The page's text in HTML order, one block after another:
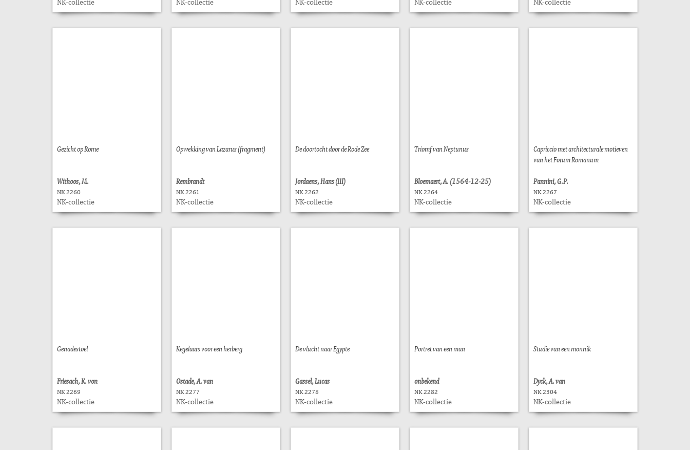
Gezicht op Rome
Withoos, M.
NK 2260
NK-collectie
Opwekking van Lazarus (fragment)
Rembrandt
NK 2261
NK-collectie
De doortocht door de Rode Zee
Jordaens, Hans (III)
NK 2262
NK-collectie
Triomf van Neptunus
Bloemaert, A. (1564-12-25)
NK 2264
NK-collectie
Capriccio met architecturale motieven
van het Forum Romanum
Pannini, G.P.
NK 2267
NK-collectie
Genadestoel
Friesach, K. von
NK 2269
NK-collectie
Kegelaars voor een herberg
Ostade, A. van
NK 2277
NK-collectie
De vlucht naar Egypte
Gassel, Lucas
NK 2278
NK-collectie
Portret van een man
onbekend
NK 2282
NK-collectie
Studie van een monnik
Dyck, A. van
NK 2304
NK-collectie